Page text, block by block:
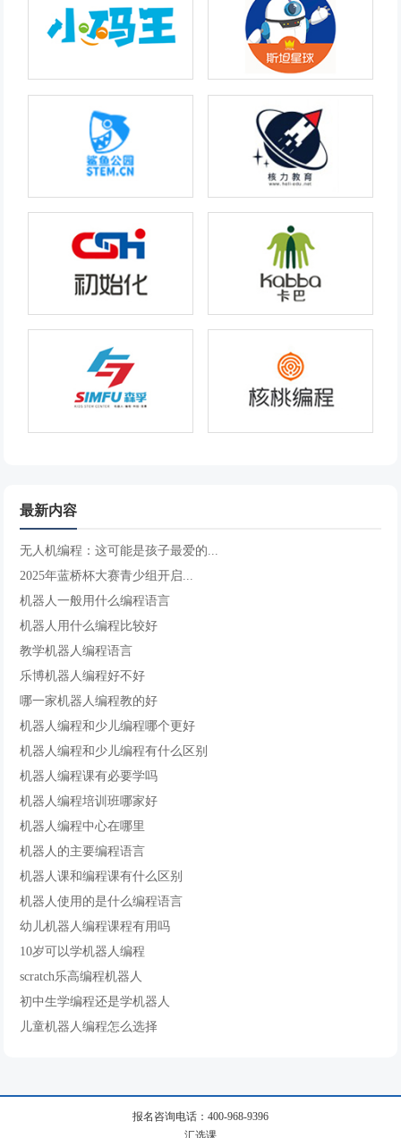
最新内容
无人机编程：这可能是孩子最爱的...
2025年蓝桥杯大赛青少组开启...
机器人一般用什么编程语言
机器人用什么编程比较好
教学机器人编程语言
乐博机器人编程好不好
哪一家机器人编程教的好
机器人编程和少儿编程哪个更好
机器人编程和少儿编程有什么区别
机器人编程课有必要学吗
机器人编程培训班哪家好
机器人编程中心在哪里
机器人的主要编程语言
机器人课和编程课有什么区别
机器人使用的是什么编程语言
幼儿机器人编程课程有用吗
10岁可以学机器人编程
scratch乐高编程机器人
初中生学编程还是学机器人
儿童机器人编程怎么选择
报名咨询电话：400-968-9396
汇选课